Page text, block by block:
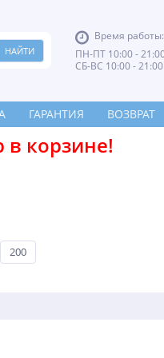
Время работы:
ПН-ПТ 10:00 -
СБ-ВС 10:00 - 21:00
ГАРАНТИЯ ВОЗВРАТ
в корзине!
200